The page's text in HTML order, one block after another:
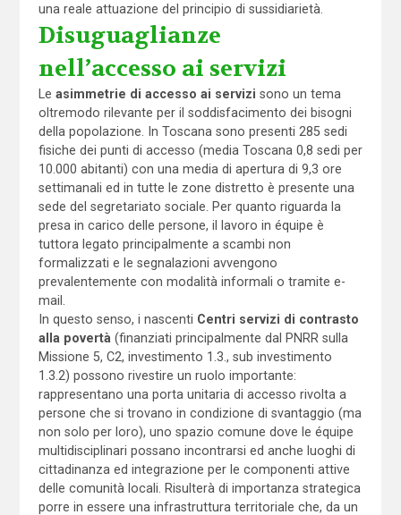
una reale attuazione del principio di sussidiarietà.
Disuguaglianze
nell’accesso ai servizi
Le asimmetrie di accesso ai servizi sono un tema
oltremodo rilevante per il soddisfacimento dei bisogni
della popolazione. In Toscana sono presenti 285 sedi
fisiche dei punti di accesso (media Toscana 0,8 sedi per
10.000 abitanti) con una media di apertura di 9,3 ore
settimanali ed in tutte le zone distretto è presente una
sede del segretariato sociale. Per quanto riguarda la
presa in carico delle persone, il lavoro in équipe è
tuttora legato principalmente a scambi non
formalizzati e le segnalazioni avvengono
prevalentemente con modalità informali o tramite e-
mail.
In questo senso, i nascenti Centri servizi di contrasto
alla povertà (finanziati principalmente dal PNRR sulla
Missione 5, C2, investimento 1.3., sub investimento
1.3.2) possono rivestire un ruolo importante:
rappresentano una porta unitaria di accesso rivolta a
persone che si trovano in condizione di svantaggio (ma
non solo per loro), uno spazio comune dove le équipe
multidisciplinari possano incontrarsi ed anche luoghi di
cittadinanza ed integrazione per le componenti attive
delle comunità locali. Risulterà di importanza strategica
porre in essere una infrastruttura territoriale che, da un